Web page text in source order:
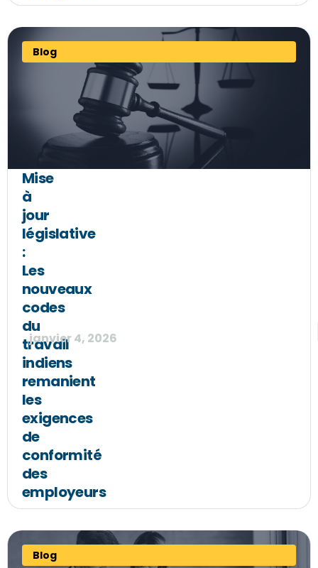
Blog
Mise
à
jour
législative
:
Les
nouveaux
codes
du
travail
indiens
remanient
les
exigences
de
conformité
des
employeurs
janvier 4, 2026
Blog